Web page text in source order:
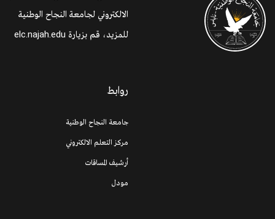
الالكتروني لجامعة النجاح الوطنية
للمزيد، قم بزيارة elc.najah.edu
روابط
جامعة النجاح الوطنية
مركز التعلم الالكتروني
أرشيف المساقات
مودل